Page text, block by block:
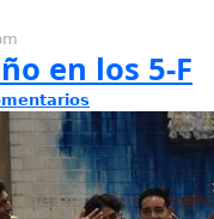
en los 5-F